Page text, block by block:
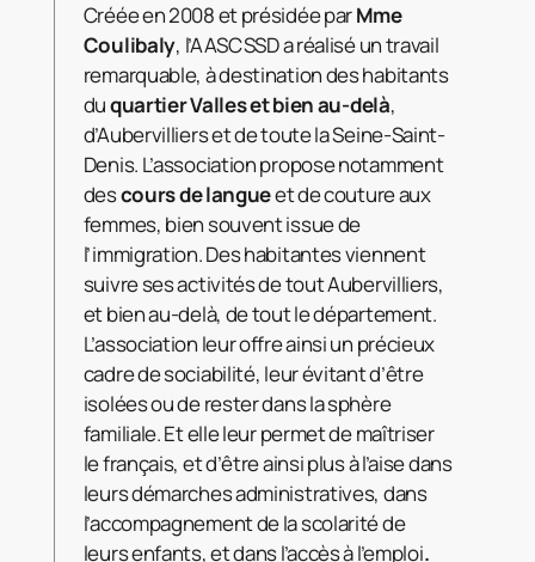
Créée en 2008 et présidée parMme
Coulibaly, l’AASCSSD a réalisé un travail
remarquable, à destination des habitants
duquartier Valleset bien au-delà,
d’Aubervilliers et de toute la Seine-Saint-
Denis. L’association propose notamment
descours de langueet de couture aux
femmes, bien souvent issue de
l’immigration. Des habitantes viennent
suivre ses activités de tout Aubervilliers,
et bien au-delà, de tout le département.
L’association leur offre ainsi un précieux
cadre de sociabilité, leur évitant d’être
isolées ou de rester dans la sphère
familiale. Et elle leur permet de maîtriser
le français, et d’être ainsi plus à l’aise dans
leurs démarches administratives, dans
l’accompagnement de la scolarité de
leurs enfants, et dans l’accès à l’emploi.